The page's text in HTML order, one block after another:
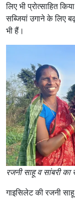
लिए भी प्रोत्साहित
सब्जियां उगाने के लिए
भी हैं।
रजनी साहू व सांबरी
गाइसिलेट की रजनी